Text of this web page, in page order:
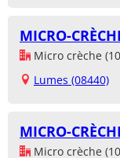
MICRO-
Micro crèche
Lumes (08440)
MICRO-
Micro crèche